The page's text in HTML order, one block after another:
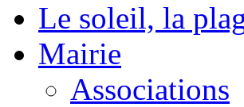
Le soleil, la
Mairie
Associations